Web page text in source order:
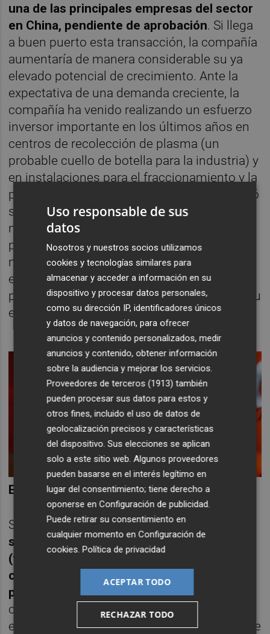
una de las principales empresas del sector
en China, pendiente de aprobación. Si llega
a buen puerto esta transacción, la compañía
aumentaría de manera considerable su ya
elevado potencial de crecimiento. Ante la
expectativa de una demanda creciente, la
compañía ha venido realizando un esfuerzo
inversor importante en los últimos años en
centros de recolección de plasma (un
probable cuello de botella para la industria) y
en instalaciones para el fraccionamiento y la
purificación de este plasma. Grifols aumentó
sus ingresos un 15% en los 9 primeros
meses de 2019, impulsado por su división
principal de biociencia, mostrando una
mejora de márgenes operativos y un mayor
enfoque en la generación de caja, lo que a
partir de ahora debería contribuir a reducir su
endeudamiento.
EDENRED
Se trata de unacompañía francesa líder en
soluciones de pago para el mundo laboral
(vales de comida digitales, tarjetas de
combustibles, gestión de pagos...) con
presencia global. Factores externos tales
como la creciente corriente de
externalización de servicios y digitalización, e
Uso responsable de sus
datos
Nosotros y nuestros socios utilizamos
cookies y tecnologías similares para
almacenar y acceder a información en su
dispositivo y procesar datos personales,
como su dirección IP, identificadores únicos
y datos de navegación, para ofrecer
anuncios y contenido personalizados, medir
anuncios y contenido, obtener información
sobre la audiencia y mejorar los servicios.
Proveedores de terceros (1913) también
pueden procesar sus datos para estos y
otros fines, incluido el uso de datos de
geolocalización precisos y características
del dispositivo. Sus elecciones se aplican
solo a este sitio web. Algunos proveedores
pueden basarse en el interés legítimo en
lugar del consentimiento; tiene derecho a
oponerse enConfiguración de publicidad.
Puede retirar su consentimiento en
cualquier momento enConfiguración de
cookies.Política de privacidad
ACEPTAR TODO
RECHAZAR TODO